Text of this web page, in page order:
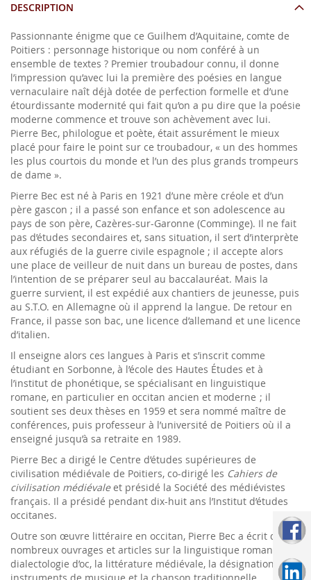
DESCRIPTION
Passionnante énigme que ce Guilhem d’Aquitaine, comte de
Poitiers : personnage historique ou nom conféré à un
ensemble de textes ? Premier troubadour connu, il donne
l’impression qu’avec lui la première des poésies en langue
vernaculaire naît déjà dotée de perfection formelle et d’une
étourdissante modernité qui fait qu’on a pu dire que la poésie
moderne commence et trouve son achèvement avec lui.
Pierre Bec, philologue et poète, était assurément le mieux
placé pour faire le point sur ce troubadour, « un des hommes
les plus courtois du monde et l’un des plus grands trompeurs
de dame ».
Pierre Bec est né à Paris en 1921 d’une mère créole et d’un
père gascon ; il a passé son enfance et son adolescence au
pays de son père, Cazères-sur-Garonne (Comminge). Il ne fait
pas d’études secondaires et, sans situation, il sert d’interprète
aux réfugiés de la guerre civile espagnole ; il accepte alors
une place de veilleur de nuit dans un bureau de postes, dans
l’intention de se préparer seul au baccalauréat. Mais la
guerre survient, il est expédié aux chantiers de jeunesse, puis
au S.T.O. en Allemagne où il apprend la langue. De retour en
France, il passe son bac, une licence d’allemand et une licence
d’italien.
Il enseigne alors ces langues à Paris et s’inscrit comme
étudiant en Sorbonne, à l’école des Hautes Études et à
l’institut de phonétique, se spécialisant en linguistique
romane, en particulier en occitan ancien et moderne ; il
soutient ses deux thèses en 1959 et sera nommé maître de
conférences, puis professeur à l’université de Poitiers où il a
enseigné jusqu’à sa retraite en 1989.
Pierre Bec a dirigé le Centre d’études supérieures de
civilisation médiévale de Poitiers, co-dirigé les Cahiers de
civilisation médiévaleet présidé la Société des médiévistes
français. Il a présidé pendant dix-huit ans l’Institut d’études
occitanes.
Outre son œuvre littéraire en occitan, Pierre Bec a écrit de
nombreux ouvrages et articles sur la linguistique romane, la
dialectologie d’oc, la littérature médiévale, la désignation des